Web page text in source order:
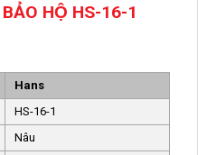
HỘ HS-16-1
Hans
HS-16-1
Nâu